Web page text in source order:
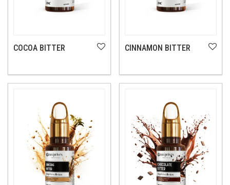
COCOA BITTER CINNAMON BITTER